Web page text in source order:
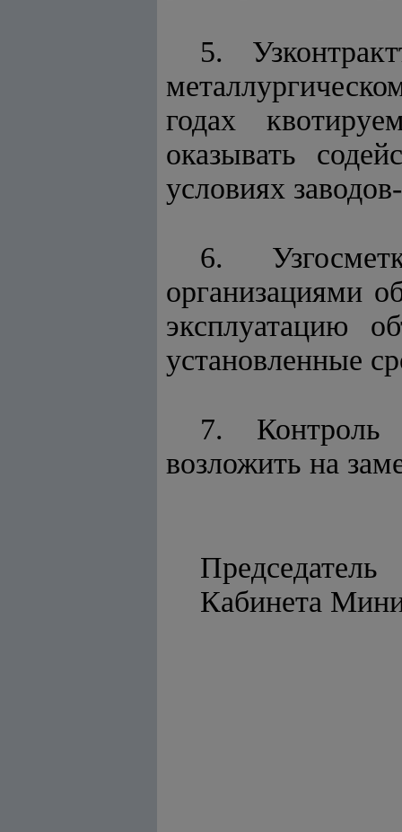
5.
годах
оказывать
условиях
6.
организациями
эксплуатацию
установленные
7. Контроль
возложить на
Председатель